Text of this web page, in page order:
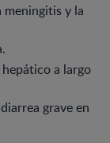
meningitis y la
a largo
grave en